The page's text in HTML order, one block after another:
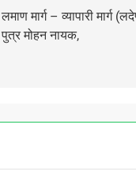
लमाण मार्ग – व्यापारी मार्ग
पुत्र मोहन नायक,